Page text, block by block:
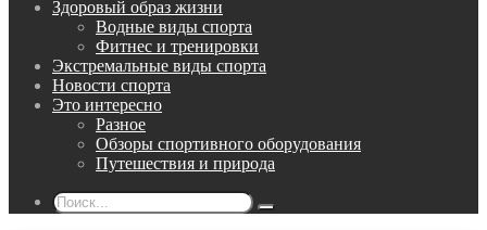
Здоровый образ жизни
Водные виды спорта
Фитнес и тренировки
Экстремальные виды спорта
Новости спорта
Это интересно
Разное
Обзоры спортивного оборудования
Путешествия и природа
Поиск...